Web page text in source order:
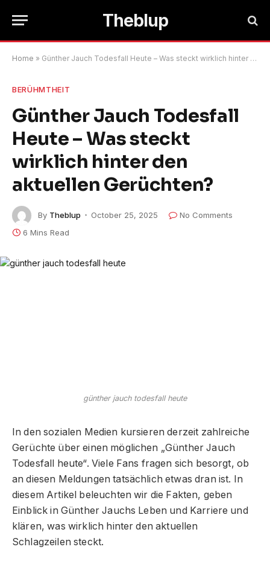
Theblup
Home » Günther Jauch Todesfall Heute – Was steckt wirklich hinter den aktuellen Gerüchten?
BERÜHMTHEIT
Günther Jauch Todesfall
Heute – Was steckt
wirklich hinter den
aktuellen Gerüchten?
By Theblup October 25, 2025
No Comments
6 Mins Read
günther jauch todesfall heute
In den sozialen Medien kursieren derzeit zahlreiche
Gerüchte über einen möglichen „Günther Jauch
Todesfall heute“. Viele Fans fragen sich besorgt, ob
an diesen Meldungen tatsächlich etwas dran ist. In
diesem Artikel beleuchten wir die Fakten, geben
Einblick in Günther Jauchs Leben und Karriere und
klären, was wirklich hinter den aktuellen
Schlagzeilen steckt.